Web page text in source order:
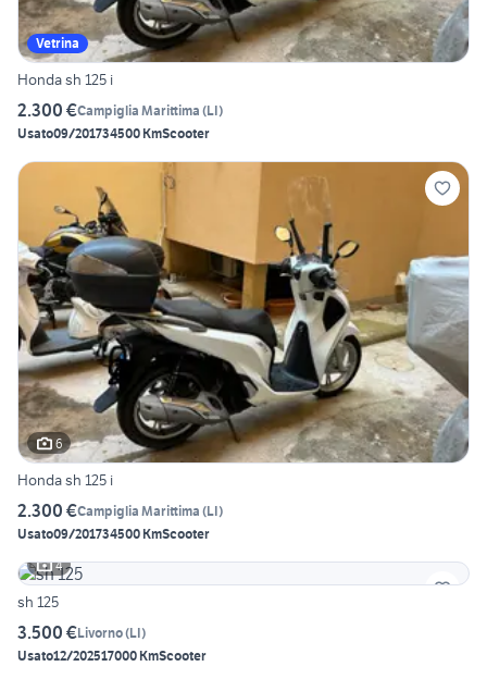
Vetrina
Honda sh 125 i
2.300 €Campiglia Marittima (LI)
Usato09/201734500 KmScooter
6
Honda sh 125 i
2.300 €Campiglia Marittima (LI)
Usato09/201734500 KmScooter
4
sh 125
3.500 €Livorno(LI)
Usato12/202517000 KmScooter